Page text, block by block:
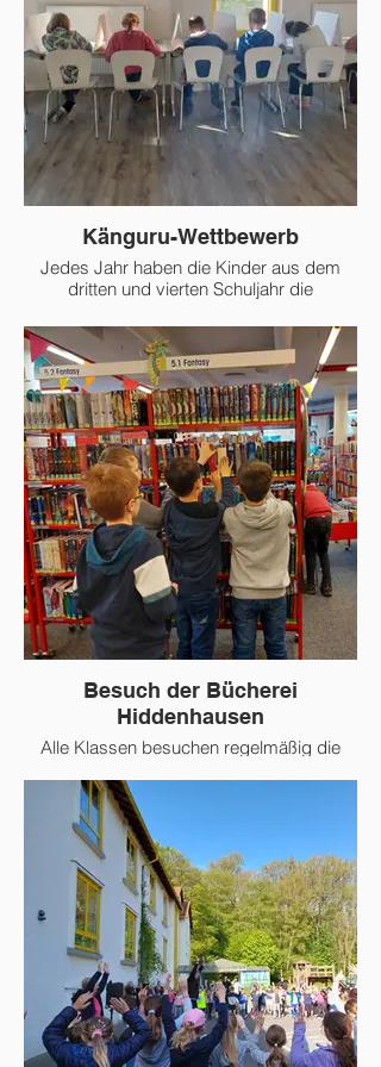
Känguru-Wettbewerb
Jedes Jahr haben die Kinder aus dem
dritten und vierten Schuljahr die
Mathematik-Wettbewerb Känguru
teilzunehmen.
Weiter Infos hier: http://www.mathe-
kaenguru.de/
Besuch der Bücherei
Hiddenhausen
Alle Klassen besuchen regelmäßig die
lernen die Kinder spielerisch den Abau der
Bücherei kennen, üben das Suchen von
Büchern und dürfen sich natürlich auch
Bücher und andere Medien ausleihen.